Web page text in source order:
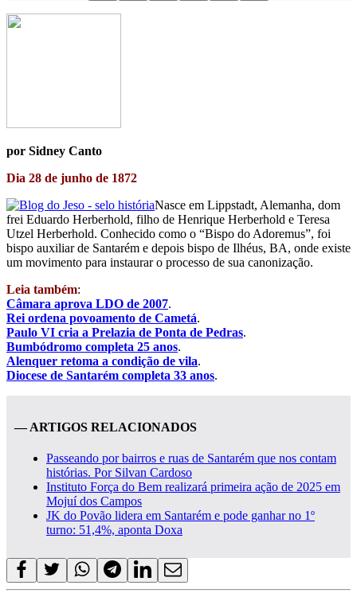
por Sidney Canto
Dia 28 de junho de 1872
Nasce em Lippstadt, Alemanha, dom
frei Eduardo Herberhold, filho de Henrique Herberhold e Teresa
Utzel Herberhold. Conhecido como o “Bispo do Adoremus”, foi
bispo auxiliar de Santarém e depois bispo de Ilhéus, BA, onde existe
um movimento para instaurar o processo de sua canonização.
Leia também:
Câmara aprova LDO de 2007.
Rei ordena povoamento de Cametá.
Paulo VI cria a Prelazia de Ponta de Pedras.
Bumbódromo completa 25 anos.
Alenquer retoma a condição de vila.
Diocese de Santarém completa 33 anos.
— ARTIGOS RELACIONADOS
Passeando por bairros e ruas de Santarém que nos contam
histórias. Por Silvan Cardoso
Instituto Força do Bem realizará primeira ação de 2025 em
Mojuí dos Campos
JK do Povão lidera em Santarém e pode ganhar no 1º
turno: 51,4%, aponta Doxa